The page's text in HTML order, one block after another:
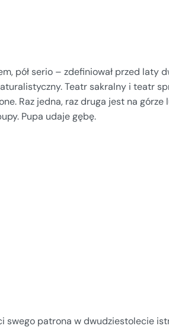
pół serio – zdefiniował przed laty
Teatr sakralny i teatr
Raz jedna, raz druga jest na
Pupa udaje gębę.
swego patrona w dwudziestolecie